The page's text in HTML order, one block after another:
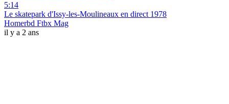
5:14
Le skatepark d'Issy-les-Moulineaux en direct 1978
Homerbd Ftbx Mag
il y a 2 ans